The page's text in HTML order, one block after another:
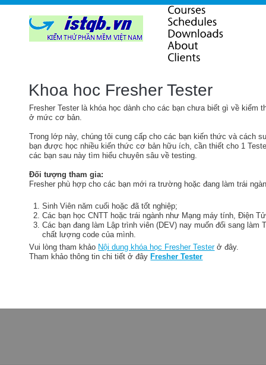
Khoa hoc Fresher Tester
Fresher Tester là khóa học dành cho các bạn chưa biết gì về kiểm
ở mức cơ bản.
Trong lớp này, chúng tôi cung cấp cho các bạn kiến thức và cách
bạn được học nhiều kiến thức cơ bản hữu ích, cần thiết cho 1
các bạn sau này tìm hiểu chuyên sâu về testing.
Đối tượng tham gia:
Fresher phù hợp cho các bạn mới ra trường hoặc đang làm trái
Sinh Viên năm cuối hoặc đã tốt nghiệp;
Các bạn học CNTT hoặc trái ngành như Mạng máy tính, Điện
Các bạn đang làm Lập trình viên (DEV) nay muốn đổi sang làm
chất lượng code của mình.
Vui lòng tham khảo Nội dung khóa học Fresher Testerở đây.
Tham khảo thông tin chi tiết ở đây Fresher Tester